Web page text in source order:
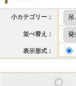
小カテゴリー：
並べ替え：
表示形式：